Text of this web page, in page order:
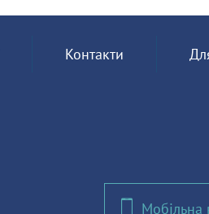
Контакти
Мобільна